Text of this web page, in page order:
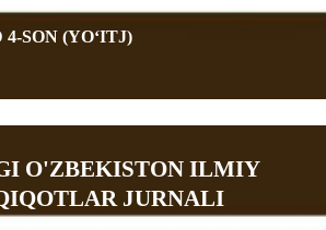
4-SON (YOʻITJ)
O'ZBEKISTON ILMIY
JURNALI